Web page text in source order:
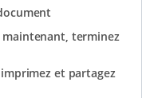
maintenant, terminez
et partagez